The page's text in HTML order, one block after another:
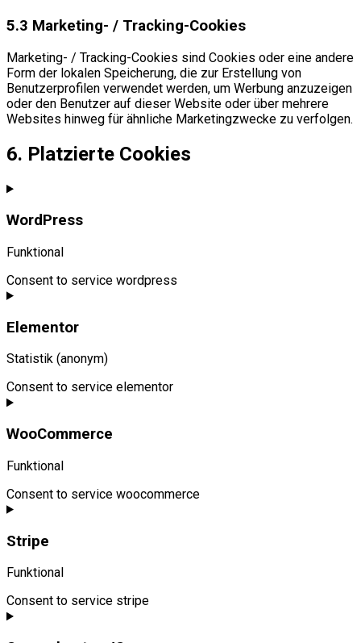
5.3 Marketing- / Tracking-Cookies
Marketing- / Tracking-Cookies sind Cookies oder eine andere
Form der lokalen Speicherung, die zur Erstellung von
Benutzerprofilen verwendet werden, um Werbung anzuzeigen
oder den Benutzer auf dieser Website oder über mehrere
Websites hinweg für ähnliche Marketingzwecke zu verfolgen.
6. Platzierte Cookies
WordPress
Funktional
Consent to service wordpress
Elementor
Statistik (anonym)
Consent to service elementor
WooCommerce
Funktional
Consent to service woocommerce
Stripe
Funktional
Consent to service stripe